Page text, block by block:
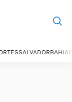
SALVADORBAHIA